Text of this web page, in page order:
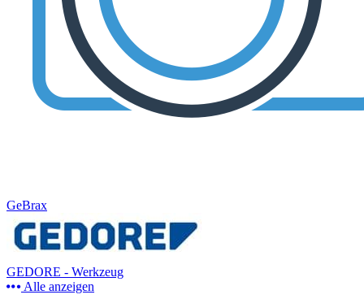
GeBrax
GEDORE - Werkzeug
Alle anzeigen